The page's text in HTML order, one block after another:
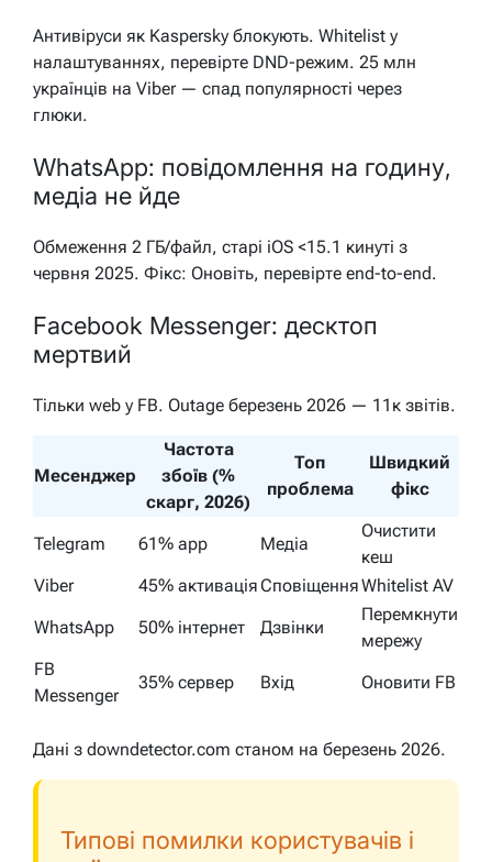
Антивіруси як Kaspersky блокують. Whitelist у
налаштуваннях, перевірте DND-режим. 25 млн
українців на Viber — спад популярності через
глюки.
WhatsApp: повідомлення на годину,
медіа не йде
Обмеження 2 ГБ/файл, старі iOS <15.1 кинуті з
червня 2025. Фікс: Оновіть, перевірте end-to-end.
Facebook Messenger: десктоп
мертвий
Тільки web у FB. Outage березень 2026 — 11к звітів.
Месенджер
Частота
збоїв (%
скарг, 2026)
Топ
проблема
Швидкий
фікс
Telegram 61% app Медіа
Очистити
кеш
Viber
45% активаціяСповіщенняWhitelist AV
WhatsApp
50% інтернет Дзвінки
Перемкнути
мережу
FB
Messenger
35% сервер Вхід Оновити FB
Дані з downdetector.com станом на березень 2026.
Типові помилки користувачів і